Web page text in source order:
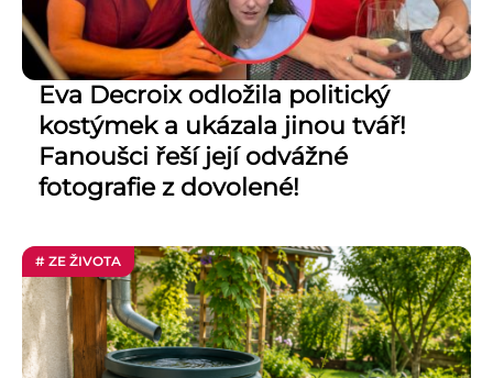
Eva Decroix odložila politický
kostýmek a ukázala jinou tvář!
Fanoušci řeší její odvážné
fotografie z dovolené!
# ZE ŽIVOTA